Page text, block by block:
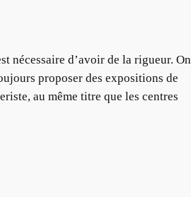
nécessaire d’avoir de la rigueur. On
proposer des expositions de
au même titre que les centres